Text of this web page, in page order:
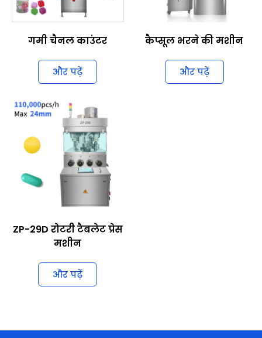
गमी चैनल काउंटर
और पढ़ें
कैप्सूल भरने की मशीन
और पढ़ें
ZP-29D रोटरी टैबलेट प्रेस
मशीन
और पढ़ें